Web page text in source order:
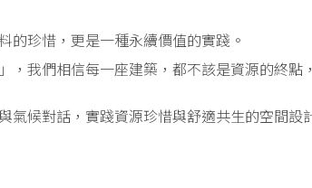
的珍惜，更是一種永續價值的實踐。
，我們相信每一座建築，都不該是資源的終點
氣候對話，實踐資源珍惜與舒適共生的空間設